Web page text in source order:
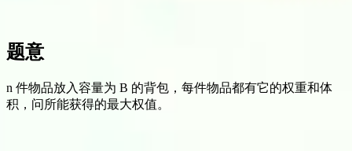
题意
n 件物品放入容量为 B 的背包，每件物品都有它的权重和体
积，问所能获得的最大权值。